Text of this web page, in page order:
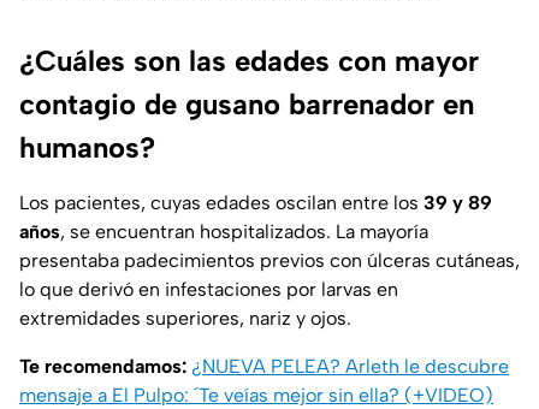
¿Cuáles son las edades con mayor
contagio de gusano barrenador en
humanos?
Los pacientes, cuyas edades oscilan entre los 39 y 89
años, se encuentran hospitalizados. La mayoría
presentaba padecimientos previos con úlceras cutáneas,
lo que derivó en infestaciones por larvas en
extremidades superiores, nariz y ojos.
Te recomendamos: ¿NUEVA PELEA? Arleth le descubre
mensaje a El Pulpo: ´Te veías mejor sin ella? (+VIDEO)